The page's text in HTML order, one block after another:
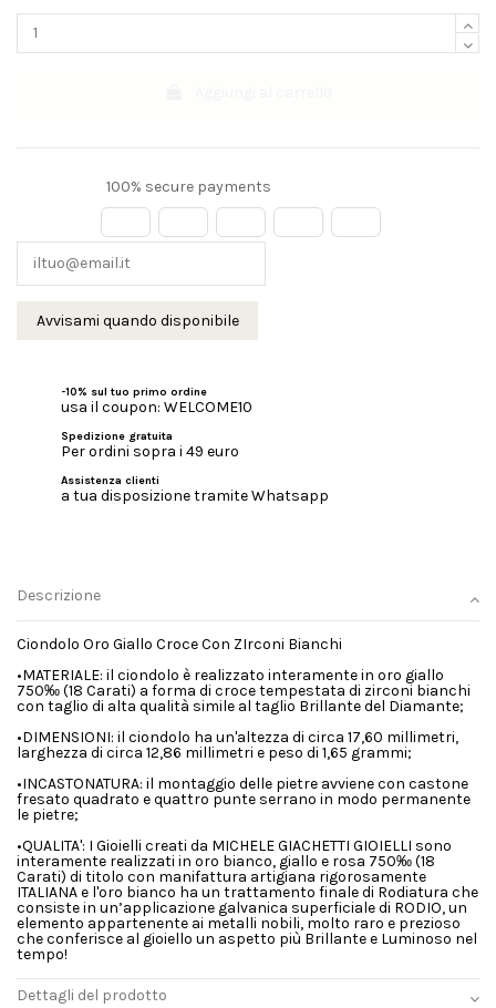
100% secure payments
-10% sul tuo primo ordine
usa il coupon: WELCOME10
Spedizione gratuita
Per ordini sopra i 49 euro
Assistenza clienti
a tua disposizione tramite Whatsapp
Descrizione
Ciondolo Oro Giallo Croce Con ZIrconi Bianchi
•MATERIALE: il ciondolo è realizzato interamente in oro giallo
750‰ (18 Carati) a forma di croce tempestata di zirconi bianchi
con taglio di alta qualità simile al taglio Brillante del Diamante;
•DIMENSIONI: il ciondolo ha un'altezza di circa 17,60 millimetri,
larghezza di circa 12,86 millimetri e peso di 1,65 grammi;
•INCASTONATURA: il montaggio delle pietre avviene con castone
fresato quadrato e quattro punte serrano in modo permanente
le pietre;
•QUALITA': I Gioielli creati da MICHELE GIACHETTI GIOIELLI sono
interamente realizzati in oro bianco, giallo e rosa 750‰ (18
Carati) di titolo con manifattura artigiana rigorosamente
ITALIANA e l'oro bianco ha un trattamento finale di Rodiatura che
consiste in un’applicazione galvanica superficiale di RODIO, un
elemento appartenente ai metalli nobili, molto raro e prezioso
che conferisce al gioiello un aspetto più Brillante e Luminoso nel
tempo!
Dettagli del prodotto